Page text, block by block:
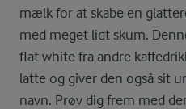
mælk for at skabe en
med meget lidt skum.
flat white fra andre
latte og giver den også sit
navn. Prøv dig frem med